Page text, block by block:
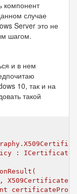
компонент
случае
Server это не
шагом.
и в нем
10, так и на
такой
:
X509Certificate